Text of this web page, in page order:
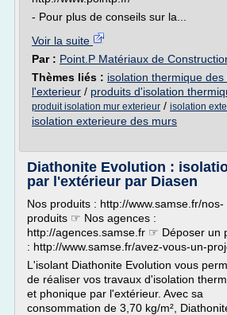
- Pour plus de conseils sur la...
Voir la suite
Par : Point.P Matériaux de
Thèmes liés : isolation thermique
l'exterieur / produits d'isolation
produit isolation mur exterieur / isolation
isolation exterieure des murs
Diathonite Evolution :
par l'extérieur par Diasen
Nos produits : http://www.samse.fr/nos-
produits ☞ Nos agences :
http://agences.samse.fr ☞ Déposer un
: http://www.samse.fr/avez-vous-un-
L'isolant Diathonite Evolution vous
de réaliser vos travaux d'isolation
et phonique par l'extérieur. Avec sa
consommation de 3,70 kg/m²,